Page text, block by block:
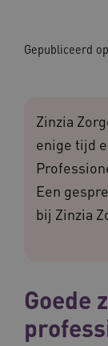
Gepubliceerd
Zinzia
enige tijd
Een
bij Zinzia
Goede